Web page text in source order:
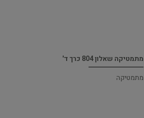
מתמטיקה שאלון 804 כרך ד'
מתמטיקה